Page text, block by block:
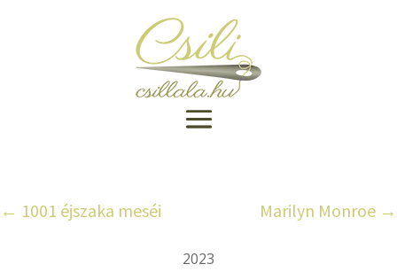
← 1001 éjszaka meséi Marilyn Monroe →
2023